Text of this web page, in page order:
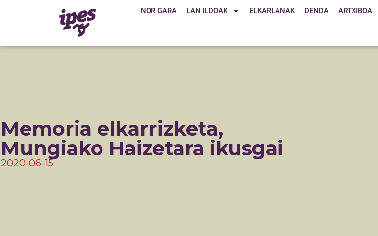
NOR GARA LAN ILDOAK ELKARLANAK DENDA ARTXIBOA
Memoria elkarrizketa,
Mungiako Haizetara ikusgai
2020-06-15